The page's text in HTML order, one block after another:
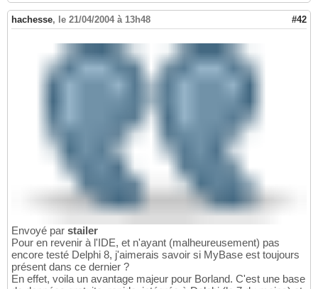
hachesse, le 21/04/2004 à 13h48 #42
Envoyé par stailer
Pour en revenir à l'IDE, et n'ayant (malheureusement) pas
encore testé Delphi 8, j'aimerais savoir si MyBase est toujours
présent dans ce dernier ?
En effet, voila un avantage majeur pour Borland. C'est une base